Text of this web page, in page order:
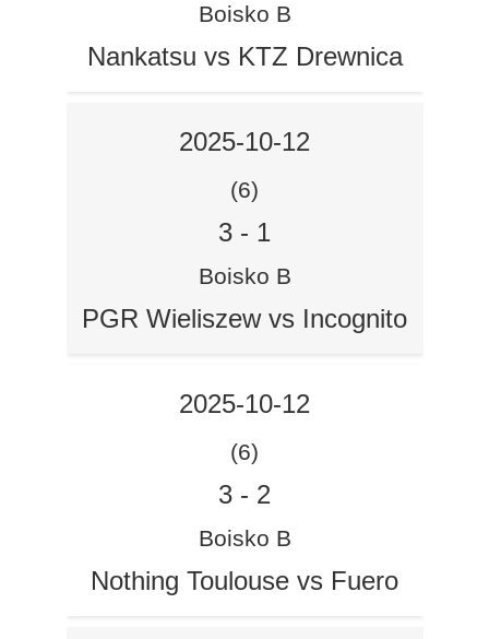
Boisko B
Nankatsu vs KTZ Drewnica
2025-10-12
(6)
3 - 1
Boisko B
PGR Wieliszew vs Incognito
2025-10-12
(6)
3 - 2
Boisko B
Nothing Toulouse vs Fuero